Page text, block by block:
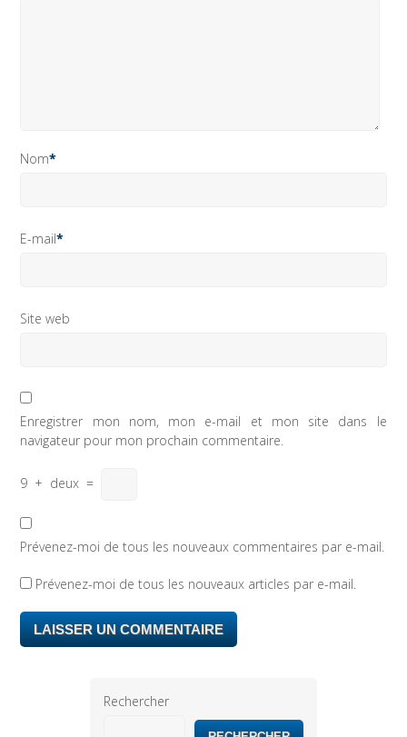
Nom*
E-mail*
Site web
Enregistrer mon nom, mon e-mail et mon site dans le
navigateur pour mon prochain commentaire.
9 + deux =
Prévenez-moi de tous les nouveaux commentaires par e-mail.
Prévenez-moi de tous les nouveaux articles par e-mail.
Rechercher